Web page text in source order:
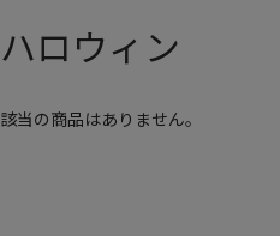
ハロウィン
該当の商品はありません。